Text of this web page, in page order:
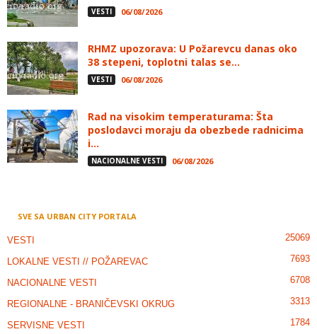
VESTI 06/08/2026
RHMZ upozorava: U Požarevcu danas oko
38 stepeni, toplotni talas se...
VESTI 06/08/2026
Rad na visokim temperaturama: Šta
poslodavci moraju da obezbede radnicima
i...
NACIONALNE VESTI 06/08/2026
SVE SA URBAN CITY PORTALA
VESTI 25069
LOKALNE VESTI // POŽAREVAC 7693
NACIONALNE VESTI 6708
REGIONALNE - BRANIČEVSKI OKRUG 3313
SERVISNE VESTI 1784